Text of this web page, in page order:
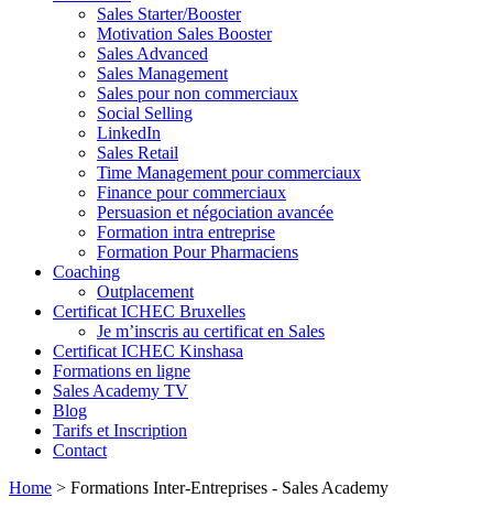
Sales Starter/Booster
Motivation Sales Booster
Sales Advanced
Sales Management
Sales pour non commerciaux
Social Selling
LinkedIn
Sales Retail
Time Management pour commerciaux
Finance pour commerciaux
Persuasion et négociation avancée
Formation intra entreprise
Formation Pour Pharmaciens
Coaching
Outplacement
Certificat ICHEC Bruxelles
Je m’inscris au certificat en Sales
Certificat ICHEC Kinshasa
Formations en ligne
Sales Academy TV
Blog
Tarifs et Inscription
Contact
Home > Formations Inter-Entreprises - Sales Academy